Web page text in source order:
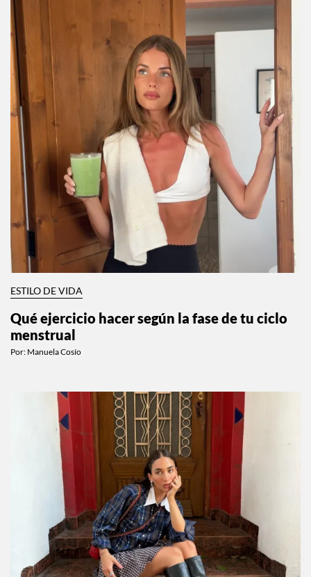
ESTILO DE VIDA
Qué ejercicio hacer según la fase de tu ciclo
menstrual
Por: Manuela Cosío